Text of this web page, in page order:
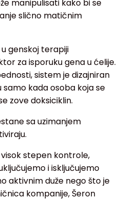
manipulisati kako bi se
slično matičnim
genskoj terapiji
za isporuku gena u ćelije.
sistem je dizajniran
kada osoba koja se
zove doksiciklin.
sa uzimanjem
stepen kontrole,
i isključujemo
aktivnim duže nego što je
kompanije, Šeron